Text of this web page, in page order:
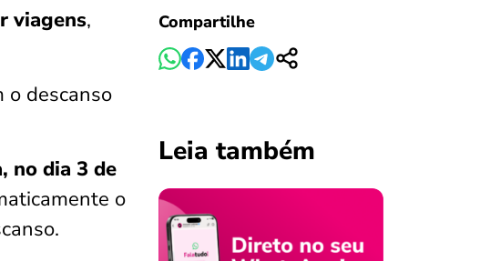
viagens,
o descanso
no dia 3 de
o
Compartilhe
Leia também